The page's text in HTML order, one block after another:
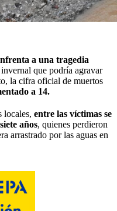
a una tragedia
que podría agravar
la cifra oficial de muertos
a 14.
locales, entre las víctimas se
años, quienes perdieron
arrastrado por las aguas en